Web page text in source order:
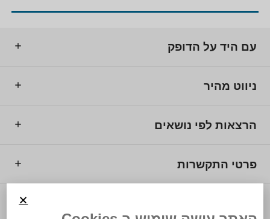
עם היד על הדופק
ניווט מהיר
הרצאות לפי נושאים
פרטי התקשרות